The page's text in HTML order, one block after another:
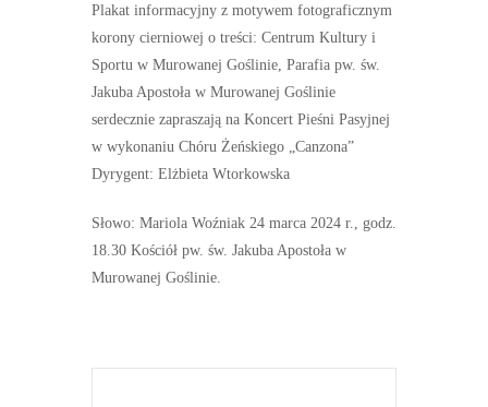
Plakat informacyjny z motywem fotograficznym
korony cierniowej o treści: Centrum Kultury i
Sportu w Murowanej Goślinie, Parafia pw. św.
Jakuba Apostoła w Murowanej Goślinie
serdecznie zapraszają na Koncert Pieśni Pasyjnej
w wykonaniu Chóru Żeńskiego „Canzona”
Dyrygent: Elżbieta Wtorkowska
Słowo: Mariola Woźniak 24 marca 2024 r., godz.
18.30 Kościół pw. św. Jakuba Apostoła w
Murowanej Goślinie.